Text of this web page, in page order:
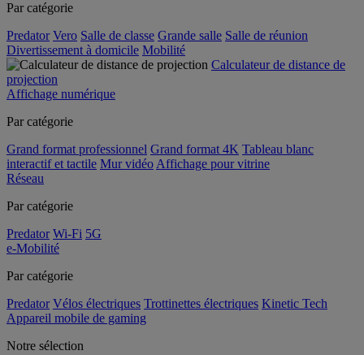
Par catégorie
Predator Vero Salle de classe Grande salle Salle de réunion
Divertissement à domicile Mobilité
Calculateur de distance de
projection
Affichage numérique
Par catégorie
Grand format professionnel Grand format 4K Tableau blanc
interactif et tactile Mur vidéo Affichage pour vitrine
Réseau
Par catégorie
Predator Wi-Fi 5G
e-Mobilité
Par catégorie
Predator Vélos électriques Trottinettes électriques Kinetic Tech
Appareil mobile de gaming
Notre sélection